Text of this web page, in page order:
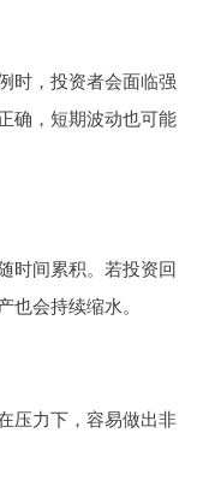
时，投资者会面临强
确，短期波动也可能
时间累积。若投资回
会持续缩水。
压力下，容易做出非